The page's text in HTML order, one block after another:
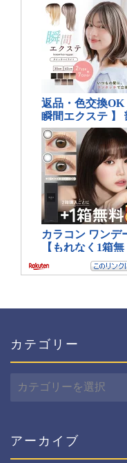
カテゴリー
テ
ー
アーカイブ